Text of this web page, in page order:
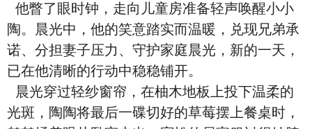
他瞥了眼时钟，走向儿童房准备轻声唤醒小小
陶。晨光中，他的笑意踏实而温暖，兑现兄弟承
诺、分担妻子压力、守护家庭晨光，新的一天，
已在他清晰的行动中稳稳铺开。
晨光穿过轻纱窗帘，在柚木地板上投下温柔的
光斑，陶陶将最后一碟切好的草莓摆上餐桌时，